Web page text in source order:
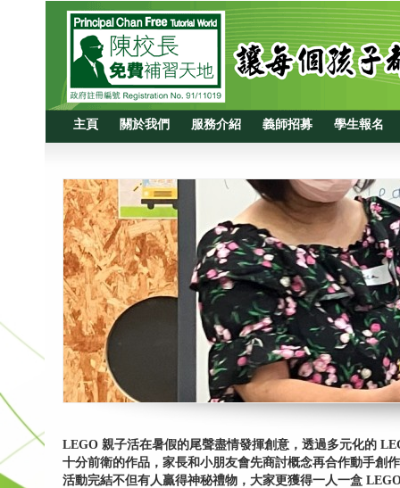
主頁 關於我們 服務介紹 義師招募 學生報名
LEGO 親子活在暑假的尾聲盡情發揮創意，透過多元化的
十分前衛的作品，家長和小朋友會先商討概念再合作動手創
活動完結不但有人贏得神秘禮物，大家更獲得一人一盒